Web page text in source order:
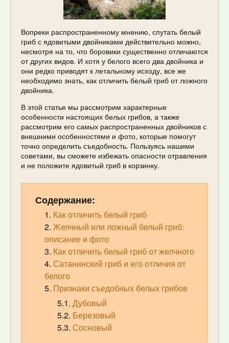
Вопреки распространенному мнению, спутать белый
гриб с ядовитыми двойниками действительно можно,
несмотря на то, что боровики существенно отличаются
от других видов. И хотя у белого всего два двойника и
они редко приводят к летальному исходу, все же
необходимо знать, как отличить белый гриб от ложного
двойника.
В этой статье мы рассмотрим характерные
особенности настоящих белых грибов, а также
рассмотрим его самых распространенных двойников с
внешними особенностями и фото, которые помогут
точно определить съедобность. Пользуясь нашими
советами, вы сможете избежать опасности отравления
и не положите ядовитый гриб в корзинку.
Содержание:
Как отличить белый гриб
Желчный или ложный белый гриб:
описание и фото
Как отличить белый гриб от желчного
Сатанинский гриб и его отличия от
белого
Признаки съедобных белых грибов
Дубовый
Березовый
Сосновый